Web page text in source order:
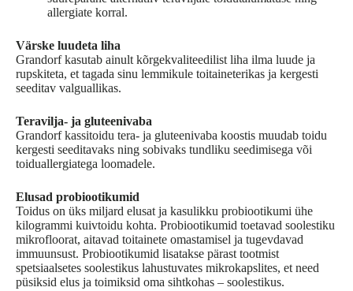
allergiate korral.
Värske luudeta liha
Grandorf kasutab ainult kõrgekvaliteedilist liha ilma luude ja
rupskiteta, et tagada sinu lemmikule toitaineterikas ja kergesti
seeditav valguallikas.
Teravilja- ja gluteenivaba
Grandorf kassitoidu tera- ja gluteenivaba koostis muudab toidu
kergesti seeditavaks ning sobivaks tundliku seedimisega või
toiduallergiatega loomadele.
Elusad probiootikumid
Toidus on üks miljard elusat ja kasulikku probiootikumi ühe
kilogrammi kuivtoidu kohta. Probiootikumid toetavad soolestiku
mikrofloorat, aitavad toitainete omastamisel ja tugevdavad
immuunsust. Probiootikumid lisatakse pärast tootmist
spetsiaalsetes soolestikus lahustuvates mikro­kapslites, et need
püsiksid elus ja toimiksid oma sihtkohas – soolestikus.